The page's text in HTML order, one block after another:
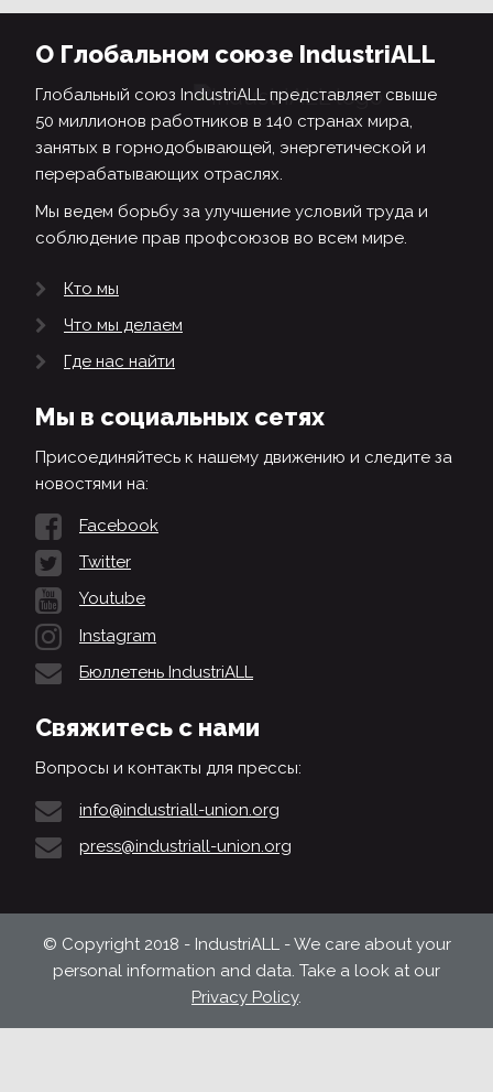
О Глобальном союзе IndustriALL
Глобальный союз IndustriALL представляет свыше
50 миллионов работников в 140 странах мира,
занятых в горнодобывающей, энергетической и
перерабатывающих отраслях.
Мы ведем борьбу за улучшение условий труда и
соблюдение прав профсоюзов во всем мире.
Кто мы
Что мы делаем
Где нас найти
Мы в социальных сетях
Присоединяйтесь к нашему движению и следите за
новостями на:
Facebook
Twitter
Youtube
Instagram
Бюллетень IndustriALL
Свяжитесь с нами
Вопросы и контакты для прессы:
info@industriall-union.org
press@industriall-union.org
© Copyright 2018 - IndustriALL - We care about your
personal information and data. Take a look at our
Privacy Policy.